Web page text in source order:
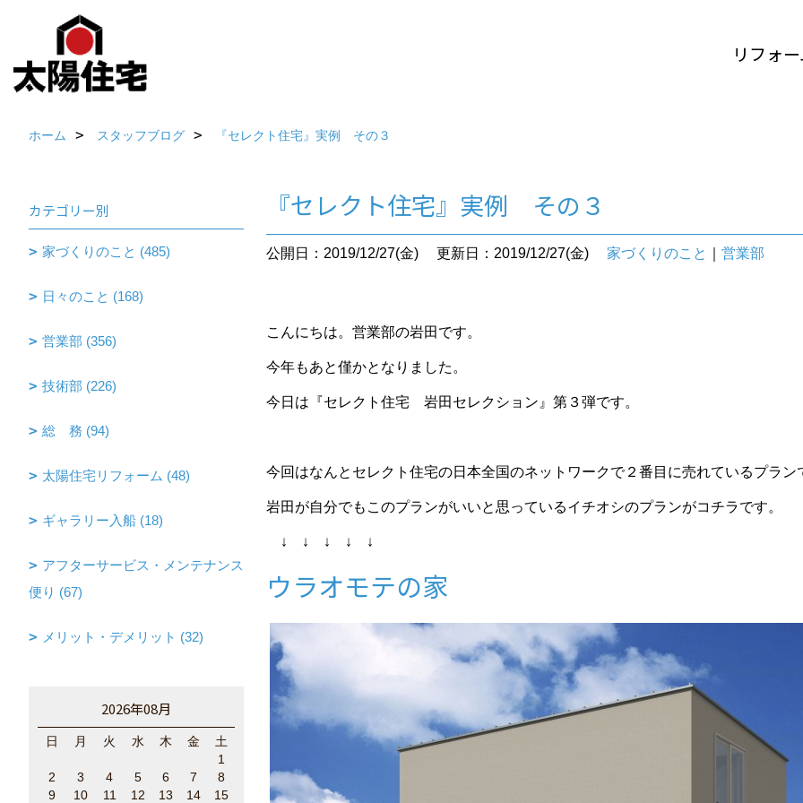
リフォ
ホーム スタッフブログ 『セレクト住宅』実例 その３
『セレクト住宅』実例 その３
公開日：2019/12/27(金) 更新日：2019/12/27(金) 家づくりのこと 営業部
こんにちは。営業部の岩田です。
今年もあと僅かとなりました。
今日は『セレクト住宅 岩田セレクション』第３弾です。
今回はなんとセレクト住宅の日本全国のネットワークで２番目に売れているプラン
岩田が自分でもこのプランがいいと思っているイチオシのプランがコチラです。
↓ ↓ ↓ ↓ ↓
ウラオモテの家
カテゴリー別
家づくりのこと (485)
日々のこと (168)
営業部 (356)
技術部 (226)
総 務 (94)
太陽住宅リフォーム (48)
ギャラリー入船 (18)
アフターサービス・メンテナンス
便り (67)
メリット・デメリット (32)
2026年08月
日 月 火 水 木 金
土
1
2
3 4 5 6 7
8
9
10 11 12 13 14 15